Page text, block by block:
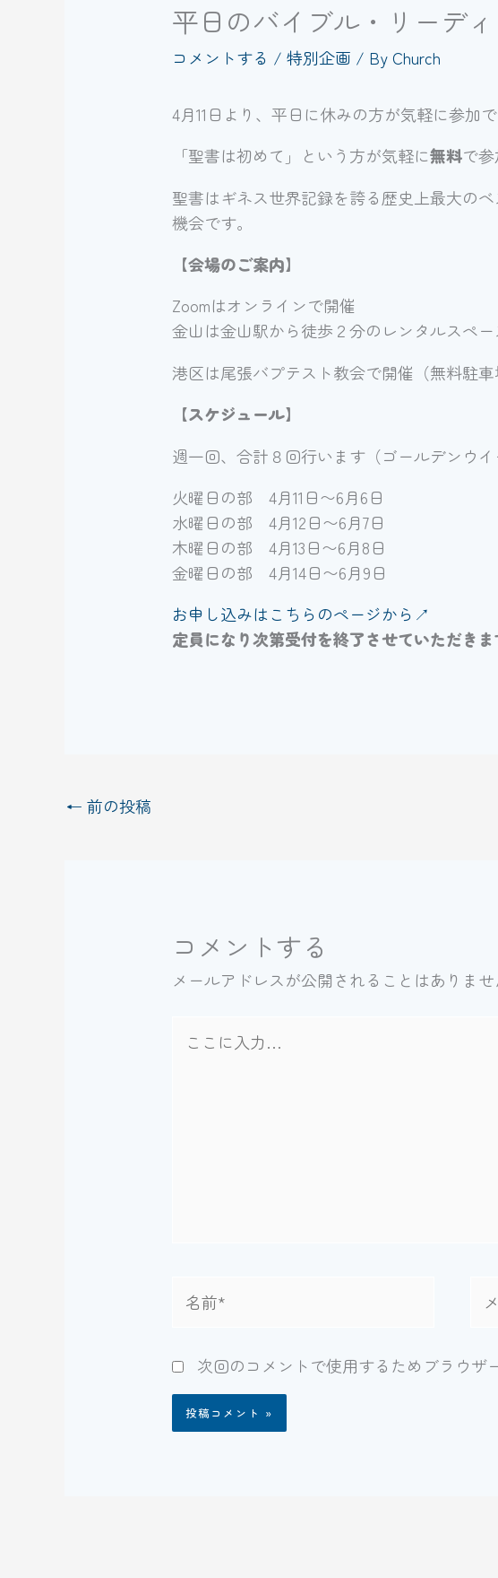
平日のバイブル・リーデ
コメントする /特別企画 / ByChurch
4月11日より、平日に休みの方が気軽に参加
「聖書は初めて」という方が気軽に無料で
聖書はギネス世界記録を誇る歴史上最大の
機会です。
【会場のご案内】
Zoomはオンラインで開催
金山は金山駅から徒歩２分のレンタルスペ
港区は尾張バプテスト教会で開催（無料駐車
【スケジュール】
週一回、合計８回行います（ゴールデンウイ
火曜日の部 4月11日〜6月6日
水曜日の部 4月12日〜6月7日
木曜日の部 4月13日〜6月8日
金曜日の部 4月14日〜6月9日
お申し込みはこちらのページから↗︎
定員になり次第受付を終了させていただきま
← 前の投稿
コメントする
メールアドレスが公開されることはありませ
前
ー
*
次回のコメントで使用するためブラウザ